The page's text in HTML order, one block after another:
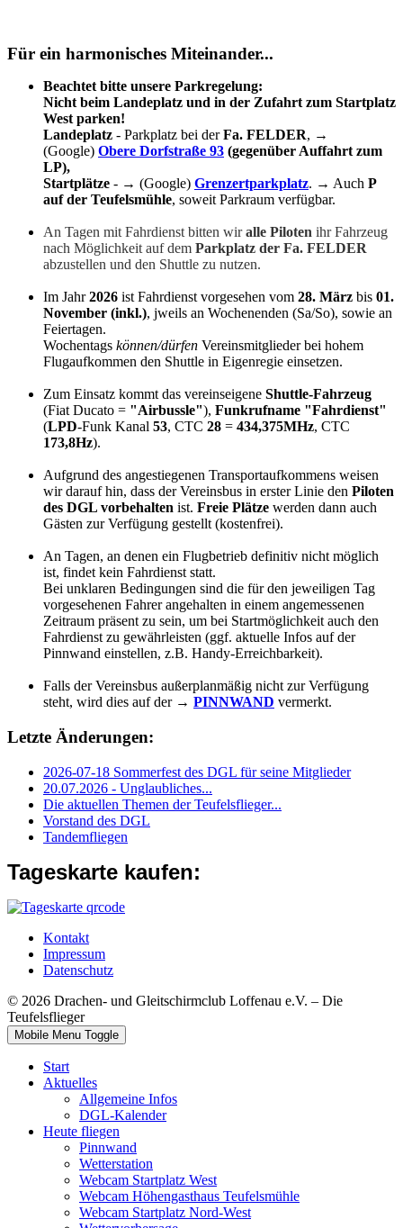
Für ein harmonisches Miteinander...
Beachtet bitte unsere Parkregelung:
Nicht beim Landeplatz und in der Zufahrt zum Startplatz
West parken!
Landeplatz - Parkplatz bei derFa. FELDER, →
(Google) Obere Dorfstraße 93 (gegenüber Auffahrt zum
LP),
Startplätze - → (Google) Grenzertparkplatz. → Auch P
auf der Teufelsmühle, soweit Parkraum verfügbar.
An Tagen mit Fahrdienst bitten wiralle Piloten ihr Fahrzeug
nach Möglichkeit auf dem Parkplatz der Fa. FELDER
abzustellen und den Shuttle zu nutzen.
Im Jahr2026 ist Fahrdienst vorgesehen vom 28. März bis 01.
November (inkl.), jweils an Wochenenden (Sa/So), sowie an
Feiertagen.
Wochentags können/dürfen Vereinsmitglieder bei hohem
Flugaufkommen den Shuttle in Eigenregie einsetzen.
Zum Einsatz kommt das vereinseigene Shuttle-Fahrzeug
(Fiat Ducato = "Airbussle"), Funkrufname "Fahrdienst"
(LPD-Funk Kanal 53, CTC 28 = 434,375MHz, CTC
173,8Hz).
Aufgrund des angestiegenen Transportaufkommens weisen
wir darauf hin, dass der Vereinsbus in erster Linie den Piloten
des DGL vorbehalten ist. Freie Plätze werden dann auch
Gästen zur Verfügung gestellt (kostenfrei).
An Tagen, an denen ein Flugbetrieb definitiv nicht möglich
ist, findet kein Fahrdienst statt.
Bei unklaren Bedingungen sind die für den jeweiligen Tag
vorgesehenen Fahrer angehalten in einem angemessenen
Zeitraum präsent zu sein, um bei Startmöglichkeit auch den
Fahrdienst zu gewährleisten (ggf. aktuelle Infos auf der
Pinnwand einstellen, z.B. Handy-Erreichbarkeit).
Falls der Vereinsbus außerplanmäßig nicht zur Verfügung
steht, wird dies auf der → PINNWAND vermerkt.
Letzte Änderungen:
2026-07-18 Sommerfest des DGL für seine Mitglieder
20.07.2026 - Unglaubliches...
Die aktuellen Themen der Teufelsflieger...
Vorstand des DGL
Tandemfliegen
Tageskarte kaufen:
Kontakt
Impressum
Datenschutz
© 2026 Drachen- und Gleitschirmclub Loffenau e.V. – Die
Teufelsflieger
Mobile Menu Toggle
Start
Aktuelles
Allgemeine Infos
DGL-Kalender
Heute fliegen
Pinnwand
Wetterstation
Webcam Startplatz West
Webcam Höhengasthaus Teufelsmühle
Webcam Startplatz Nord-West